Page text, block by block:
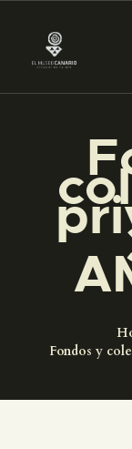
Fondos y
█
EL